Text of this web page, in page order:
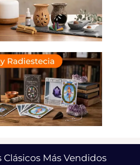
E
S
A
D
I
S
T
E
S
I
A
Clásicos Más Vendidos